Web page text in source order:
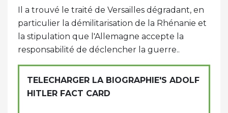
Il a trouvé le traité de Versailles dégradant, en
particulier la démilitarisation de la Rhénanie et
la stipulation que l'Allemagne accepte la
responsabilité de déclencher la guerre..
TELECHARGER LA BIOGRAPHIE'S ADOLF
HITLER FACT CARD